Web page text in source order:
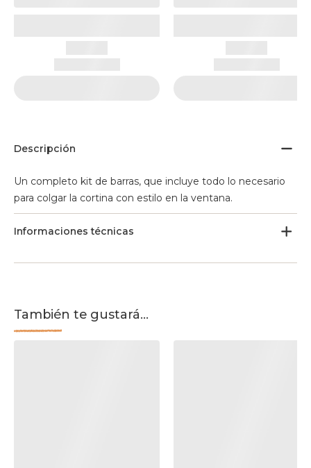
Descripción
Un completo kit de barras, que incluye todo lo necesario
para colgar la cortina con estilo en la ventana.
Informaciones técnicas
También te gustará...